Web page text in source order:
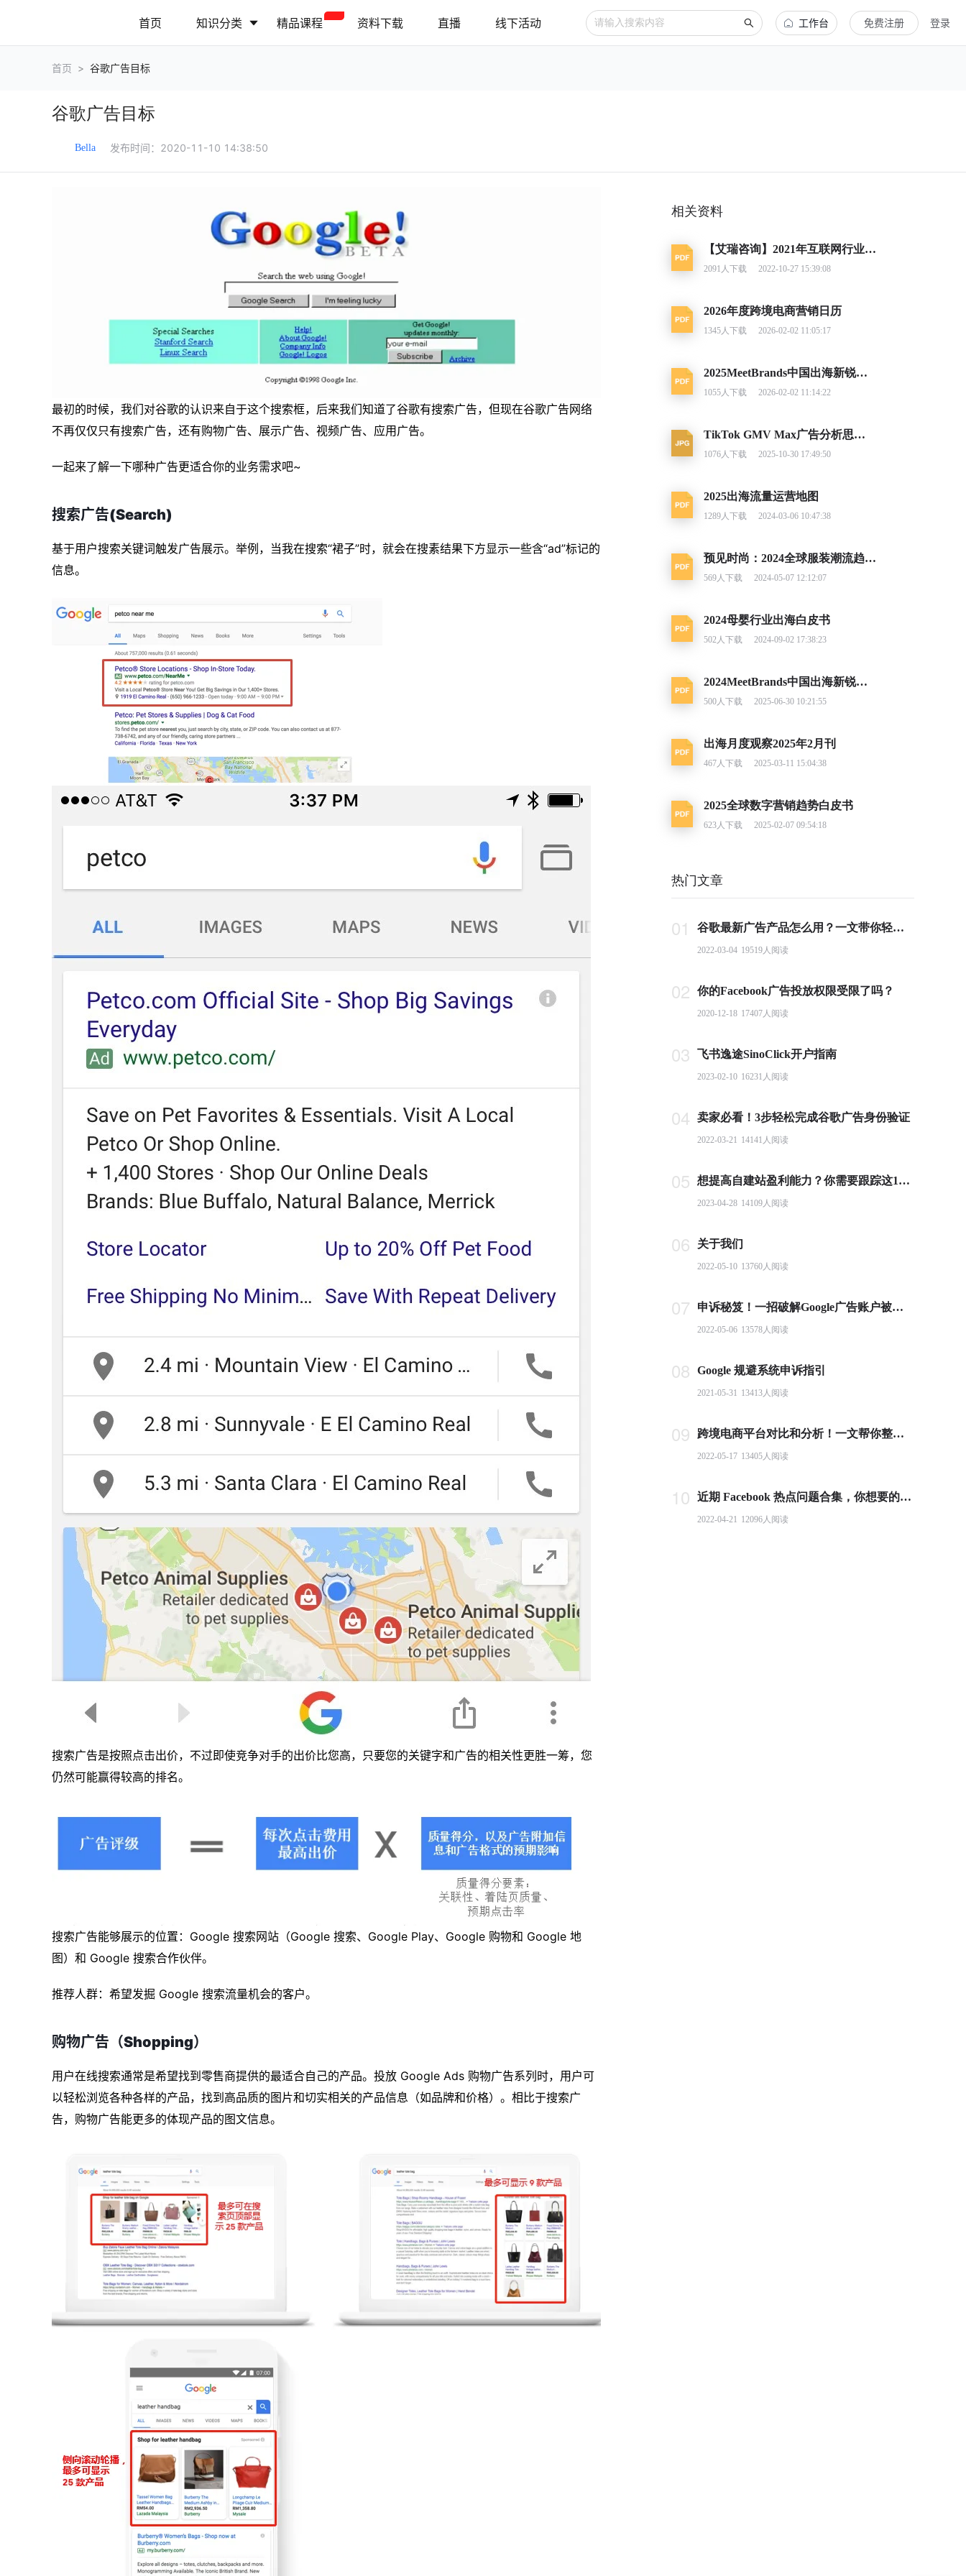
首页 知识分类
营销推广 网站运营
精品课程 资料下载 直播 线下活动 工作台 免费注册 登录
首页 > 谷歌广告目标
谷歌广告目标
Bella 发布时间： 2020-11-10 14:38:50
最初的时候，我们对谷歌的认识来自于这个搜索框，后来我们知道了谷歌有搜索广告，但现在谷歌广告网络
不再仅仅只有搜索广告，还有购物广告、展示广告、视频广告、应用广告。
一起来了解一下哪种广告更适合你的业务需求吧~
搜索广告(Search)
基于用户搜索关键词触发广告展示。举例，当我在搜索“裙子”时，就会在搜素结果下方显示一些含“ad”标记的
信息。
搜索广告是按照点击出价，不过即使竞争对手的出价比您高，只要您的关键字和广告的相关性更胜一筹，您
仍然可能赢得较高的排名。
搜索广告能够展示的位置：Google 搜索网站（Google 搜索、Google Play、Google 购物和 Google 地
图）和 Google 搜索合作伙伴。
推荐人群：希望发掘 Google 搜索流量机会的客户。
购物广告（Shopping）
用户在线搜索通常是希望找到零售商提供的最适合自己的产品。投放 Google Ads 购物广告系列时，用户可
以轻松浏览各种各样的产品，找到高品质的图片和切实相关的产品信息（如品牌和价格）。相比于搜索广
告，购物广告能更多的体现产品的图文信息。
相关资料
【艾瑞咨询】2021年互联网行业挑战与机遇白皮书
2091 人下载 2022-10-27 15:39:08
2026年度跨境电商营销日历
1345人下载 2026-02-02 11:05:17
2025MeetBrands中国出海新锐消费品牌榜单报告
1055人下载 2026-02-02 11:14:22
TikTok GMV Max广告分析思路及调整建议
1076人下载 2025-10-30 17:49:50
2025出海流量运营地图
1289人下载 2024-03-06 10:47:38
预见时尚：2024全球服装潮流趋势洞察
569人下载 2024-05-07 12:12:07
2024母婴行业出海白皮书
502人下载 2024-09-02 17:38:23
2024MeetBrands中国出海新锐消费品牌榜单报告
500人下载 2025-06-30 10:21:55
出海月度观察2025年2月刊
467人下载 2025-03-11 15:04:38
2025全球数字营销趋势白皮书
623人下载 2025-02-07 09:54:18
热门文章
01 谷歌最新广告产品怎么用？一文带你轻松掌握PMax投放要点
2022-03-04 19519人阅读
02 你的Facebook广告投放权限受限了吗？
2020-12-18 17407人阅读
03 飞书逸途SinoClick开户指南
2023-02-10 16231 人阅读
04 卖家必看！3步轻松完成谷歌广告身份验证
2022-03-21 14141 人阅读
05 想提高自建站盈利能力？你需要跟踪这10个基本电商指标
2023-04-28 14109人阅读
06 关于我们
2022-05-10 13760人阅读
07 申诉秘笈！一招破解Google广告账户被封难题
2022-05-06 13578人阅读
08 Google 规避系统申诉指引
2021-05-31 13413人阅读
09 跨境电商平台对比和分析！一文帮你整理全球主流电商平台
2022-05-17 13405人阅读
10 近期 Facebook 热点问题合集，你想要的答案都在这里！
2022-04-21 12096人阅读